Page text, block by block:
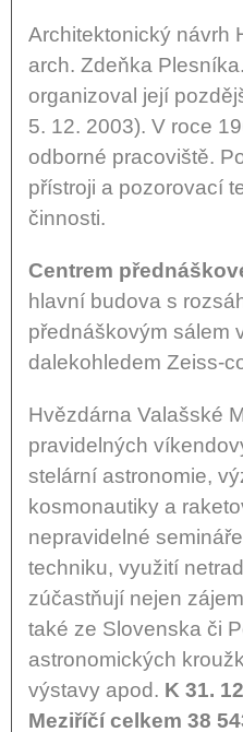
Architektonický návrh
arch. Zdeňka
organizoval její
5. 12. 2003). V roce
odborné pracoviště.
přístroji a pozorovací
činnosti.
Centrem
hlavní budova s
přednáškovým sálem
dalekohledem Zeiss-
Hvězdárna Valašské
pravidelných
stelární astronomie,
kosmonautiky a
nepravidelné
techniku, využití
zúčastňují nejen
také ze Slovenska či
astronomických
výstavy apod. K 31.
Meziříčí celkem 38